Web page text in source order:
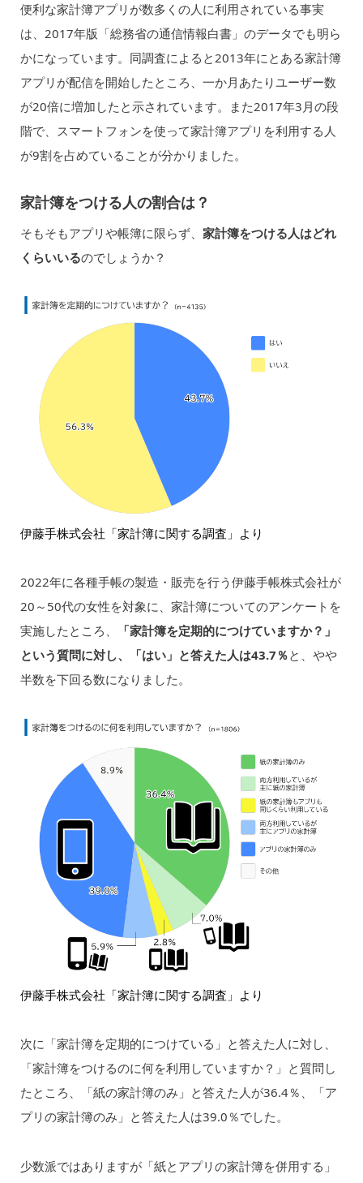
便利な家計簿アプリが数多くの人に利用されている事実
は、2017年版「総務省の通信情報白書」のデータでも明ら
かになっています。同調査によると2013年にとある家計簿
アプリが配信を開始したところ、一か月あたりユーザー数
が20倍に増加したと示されています。また2017年3月の段
階で、スマートフォンを使って家計簿アプリを利用する人
が9割を占めていることが分かりました。
家計簿をつける人の割合は？
そもそもアプリや帳簿に限らず、 家計簿をつける人はどれ
くらいいるのでしょうか？
伊藤手株式会社「家計簿に関する調査」より
2022年に各種手帳の製造・販売を行う伊藤手帳株式会社が
20～50代の女性を対象に、家計簿についてのアンケートを
実施したところ、
「家計簿を定期的につけていますか？」
という質問に対し、「はい」と答えた人は43.7％と、やや
半数を下回る数になりました。
伊藤手株式会社「家計簿に関する調査」より
次に「家計簿を定期的につけている」と答えた人に対し、
「家計簿をつけるのに何を利用していますか？」と質問し
たところ、「紙の家計簿のみ」と答えた人が36.4％、「ア
プリの家計簿のみ」と答えた人は39.0％でした。
少数派ではありますが「紙とアプリの家計簿を併用する」